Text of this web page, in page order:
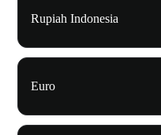
Rupiah Indonesia
Euro